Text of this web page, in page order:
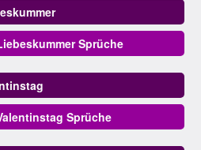
Sprüche
Sprüche